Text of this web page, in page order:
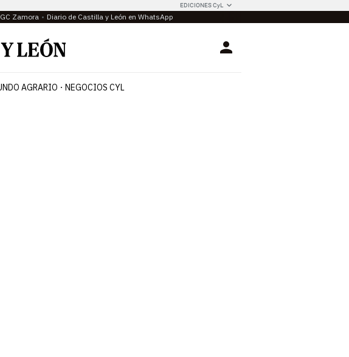
EDICIONES CyL
Zamora Diario de Castilla y León en WhatsApp
Login
AGRARIO NEGOCIOS CYL